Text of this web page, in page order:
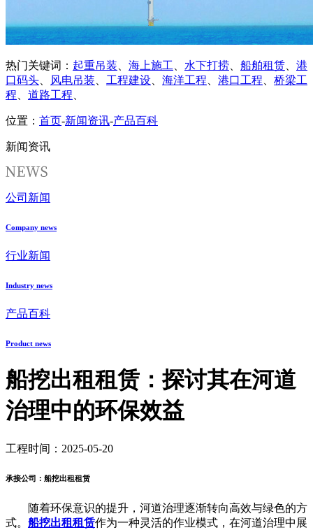
热门关键词： 起重吊装、 海上施工、 水下打捞、 船舶租赁、 港
口码头、 风电吊装、 工程建设、 海洋工程、 港口工程、 桥梁工
程、 道路工程、
位置： 首页-新闻资讯-产品百科
新闻资讯
公司新闻
Company news
行业新闻
Industry news
产品百科
Product news
船挖出租租赁：探讨其在河道
治理中的环保效益
工程时间：2025-05-20
承接公司：船挖出租租赁
随着环保意识的提升，河道治理逐渐转向高效与绿色的方
式。 船挖出租租赁作为一种灵活的作业模式，在河道治理中展